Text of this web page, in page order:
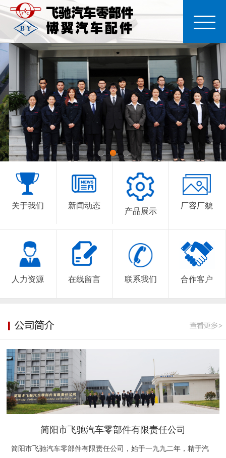
1 2 3
关于我们 新闻动态
产品展示
厂容厂貌
人力资源 在线留言 联系我们 合作客户
简阳市飞驰汽车零部件有限责任公司
简阳市飞驰汽车零部件有限责任公司，始于一九九二年，精于汽